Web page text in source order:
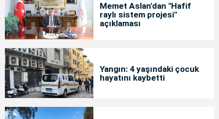
Memet Aslan'dan "Hafif
raylı sistem projesi"
açıklaması
Yangın: 4 yaşındaki çocuk
hayatını kaybetti